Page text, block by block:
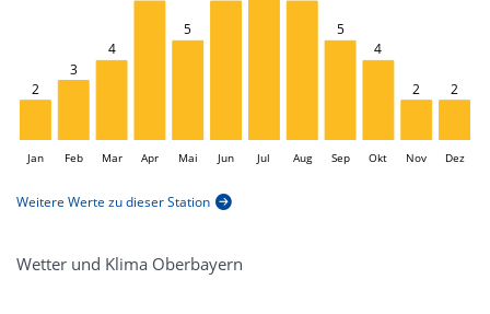
2
3
4
5
5
4
2 2
Jan Feb Mar Apr Mai Jun Jul Aug Sep Okt Nov Dez
Weitere Werte zu dieser Station
Wetter und Klima Oberbayern